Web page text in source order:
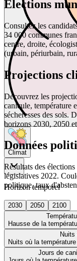
Climat
Horizon temporel
2030 2050
2100
Hausse de la
Nuits
Nuits où la
Jours de
Élections
Consultez les
34 000 communes
centre, droite,
(urbain, périurbain,
Projections
Découvrez les
canicule, température
sécheresses des sols.
horizons 2030, 2050
Données
Résultats des
législatives 2022.
politique, taux